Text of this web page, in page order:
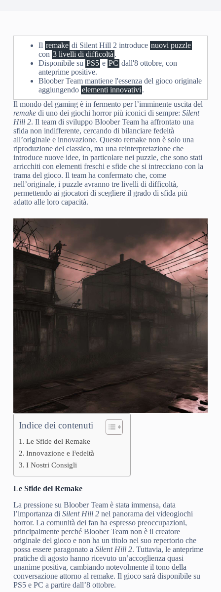
Il remake di Silent Hill 2 introduce nuovi puzzle
con 3 livelli di difficoltà .
Disponibile su PS5 e PC dall'8 ottobre, con
anteprime positive.
Bloober Team mantiene l'essenza del gioco originale
aggiungendo elementi innovativi .
Il mondo del gaming è in fermento per l’imminente uscita del
remakedi uno dei giochi horror più iconici di sempre: Silent
Hill 2. Il team di sviluppo Bloober Team ha affrontato una
sfida non indifferente, cercando di bilanciare fedeltà
all’originale e innovazione. Questo remake non è solo una
riproduzione del classico, ma una reinterpretazione che
introduce nuove idee, in particolare nei puzzle, che sono stati
arricchiti con elementi freschi e sfide che si intrecciano con la
trama del gioco. Il team ha confermato che, come
nell’originale, i puzzle avranno tre livelli di difficoltà,
permettendo ai giocatori di scegliere il grado di sfida più
adatto alle loro capacità.
Indice dei contenuti
Le Sfide del Remake
Innovazione e Fedeltà
I Nostri Consigli
Le Sfide del Remake
La pressione su Bloober Team è stata immensa, data
l’importanza di Silent Hill 2nel panorama dei videogiochi
horror. La comunità dei fan ha espresso preoccupazioni,
principalmente perché Bloober Team non è il creatore
originale del gioco e non ha un titolo nel suo repertorio che
possa essere paragonato a Silent Hill 2. Tuttavia, le anteprime
pratiche di agosto hanno ricevuto un’accoglienza quasi
unanime positiva, cambiando notevolmente il tono della
conversazione attorno al remake. Il gioco sarà disponibile su
PS5 e PC a partire dall’8 ottobre.